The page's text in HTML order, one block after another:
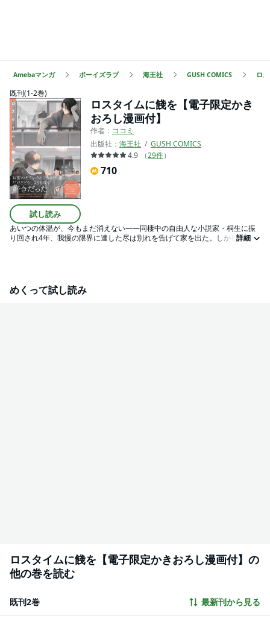
Amebaマンガ ボーイズラブ 海王社 GUSH COMICS ロ
既刊(1-2巻)
試し読み
ロスタイムに餞を【電子限定かき
おろし漫画付】
作者： ココミ
出版社： 海王社
GUSH COMICS
4.9
（29件）
710
あいつの体温が、今もまだ消えない――同棲中の自由人な小説家・桐生に振
り回され4年、我慢の限界に達した尽は別れを告げて家を出た。しかし「寝れ
練を断ち切ろうとすればするほど桐生との想い出が溢れてきて――★雑誌掲
載時のカラーを完全収録!!★★電子のみで楽しめるスペシャル修正仕様★★※
詳細
めくって試し読み
ロスタイムに餞を【電子限定かきおろし漫画付】の
他の巻を読む
既刊2巻 最新刊から見る